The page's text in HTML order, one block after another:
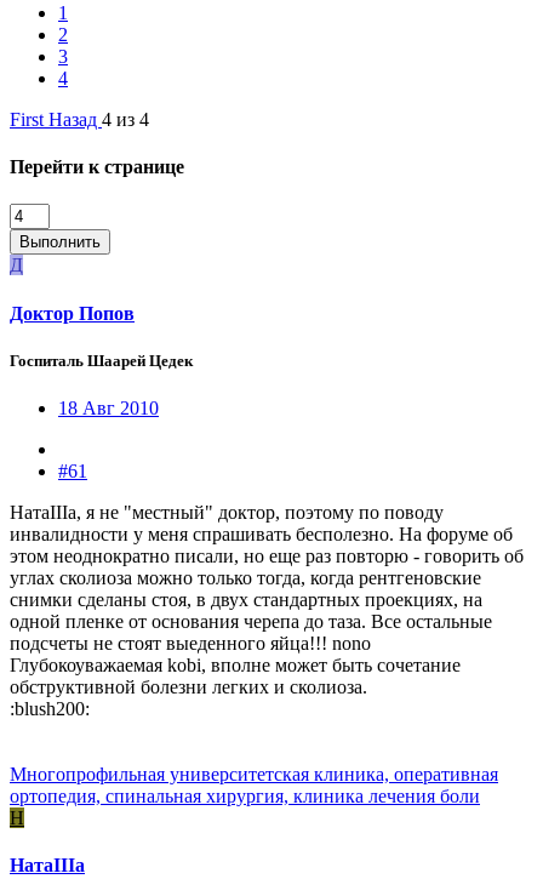
1
2
3
4
First Назад 4 из 4
Перейти к странице
Выполнить
Д
Доктор Попов
Госпиталь Шаарей Цедек
18 Авг 2010
#61
НатаIIIа, я не "местный" доктор, поэтому по поводу
инвалидности у меня спрашивать бесполезно. На форуме об
этом неоднократно писали, но еще раз повторю - говорить об
углах сколиоза можно только тогда, когда рентгеновские
снимки сделаны стоя, в двух стандартных проекциях, на
одной пленке от основания черепа до таза. Все остальные
подсчеты не стоят выеденного яйца!!! nono
Глубокоуважаемая kobi, вполне может быть сочетание
обструктивной болезни легких и сколиоза.
:blush200:
Многопрофильная университетская клиника, оперативная
ортопедия, спинальная хирургия, клиника лечения боли
Н
НатаIIIа